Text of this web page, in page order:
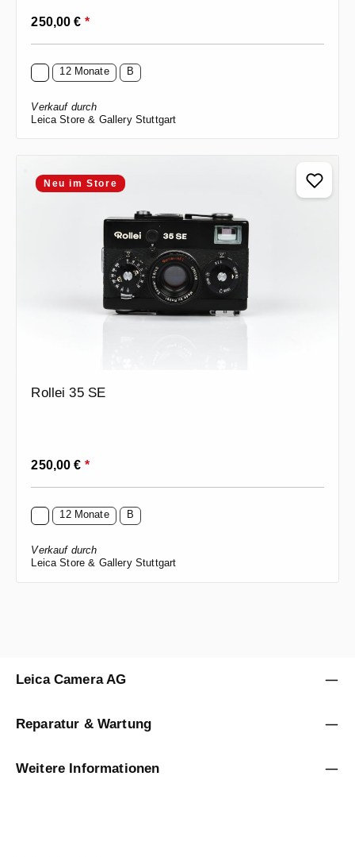
Regulärer Preis:
250,00 € *
12 Monate B
Verkauf durch
Leica Store & Gallery Stuttgart
Neu im Store
Rollei 35 SE
Regulärer Preis:
250,00 € *
12 Monate B
Verkauf durch
Leica Store & Gallery Stuttgart
Leica Camera AG
Reparatur & Wartung
Weitere Informationen